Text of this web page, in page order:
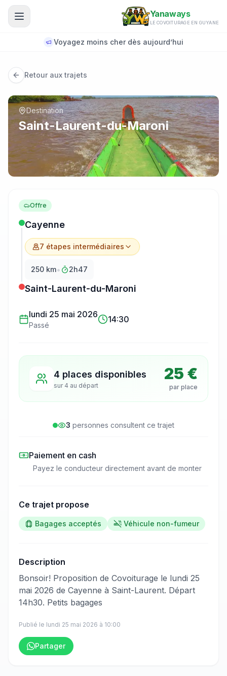
Aller au contenu principal
Yanaways
LE COVOITURAGE EN GUYANE
Voyagez moins cher dès aujourd’hui
Retour aux trajets
Destination
Saint-Laurent-du-Maroni
Offre
Cayenne
7 étapes intermédiaires
250 km• 2h47
Saint-Laurent-du-Maroni
lundi 25 mai 2026
Passé
14:30
4 places disponibles
sur 4 au départ
25 €
par place
3 personnes consultent ce trajet
Paiement en cash
Payez le conducteur directement avant de monter
Ce trajet propose
Bagages acceptés Véhicule non-fumeur
Description
​‌​‍​‌‌​​​‌‌​‌‌​‌‌​‌​‌‌‌​​​​​‌‌​‌‌​​​​‌‌​‌‌‌​‌‌‌​​‌‌​‌‌​‌‌‌‌​‌‌‌​​‌​​‌‌‌‌​​‌​​‌‌​​​​​​‌‌​​​​​​‌‌​​​​​​‌‌‌​​‌​‌‌​​​‌‌​‌‌​‌‌​‌​​‌‌​‌​​​‌‌​​‌‌​​‌‌​​​​‌​‌‌​​‌‌‌​‌‌‌​​‌‌​‌‌‌​‌‌‌​‌‌‌‌​‌​​‌‌‌​​​​​​‌‌​​‌​​​‌‌‌​​‌‍Bonsoir! Proposition de Covoiturage le lundi 25
mai 2026 de Cayenne à Saint-Laurent. Départ
14h30. Petits bagages
Publié le lundi 25 mai 2026 à 10:00
Partager